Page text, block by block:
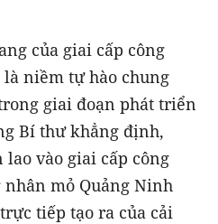
của giai cấp công
niềm tự hào chung
giai đoạn phát triển
Bí thư khẳng định,
vào giai cấp công
mỏ Quảng Ninh
tiếp tạo ra của cải